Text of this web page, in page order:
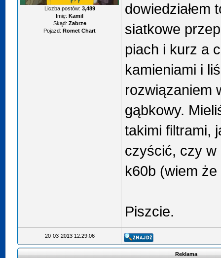
Liczba postów: 3,489
Imię: Kamil
Skąd: Zabrze
Pojazd: Romet Chart
dowiedziałem
siatkowe
piach i kurz a
kamieniami i
rozwiązaniem
gąbkowy.
takimi filtrami,
czyścić, czy w
k60b (wiem
Piszcie.
20-03-2013 12:29:06
Reklama